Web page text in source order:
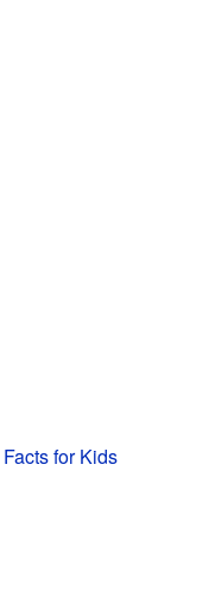
for Kids